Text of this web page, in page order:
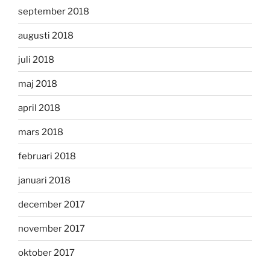
september 2018
augusti 2018
juli 2018
maj 2018
april 2018
mars 2018
februari 2018
januari 2018
december 2017
november 2017
oktober 2017